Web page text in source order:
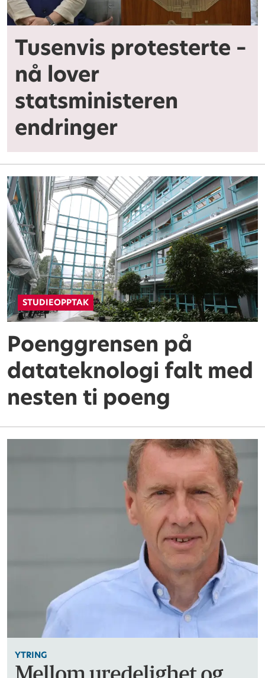
Tusenvis protesterte –
nå lover
statsministeren
endringer
STUDIEOPPTAK
Poenggrensen på
datateknologi falt med
nesten ti poeng
YTRING